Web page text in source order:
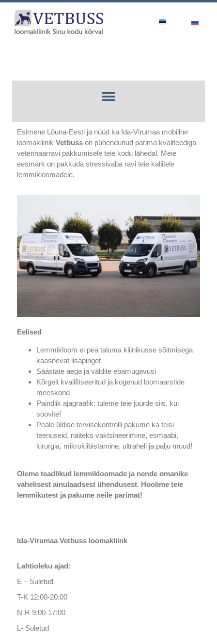
Esimene Lõuna-Eesti ja nüüd ka Ida-Virumaa mobiilne
loomakliinik Vetbuss on pühendunud parima kvaliteediga
veterinaarravi pakkumisele teie kodu lähedal. Meie
eesmärk on pakkuda stressivaba ravi teie kallitele
lemmikloomadele.
Eelised
Lemmikloom ei pea taluma kliinikusse sõitmisega
kaasnevat lisapinget
Säästate aega ja väldite ebamugavusi
Kõrgelt kvalifitseeritud ja kogenud loomaarstide
meeskond
Paindlik ajagraafik: tuleme teie juurde siis, kui
soovite!
Peale üldise tervisekontrolli pakume ka teisi
teenuseid, näiteks vaktsineerimine, esmaabi,
kirurgia, mikrokiibistamine, ultraheli ja palju muud!
Oleme teadlikud lemmikloomade ja nende omanike
vahelisest ainulaadsest ühendusest. Hoolime teie
lemmikutest ja pakume neile parimat!
Ida-Virumaa Vetbuss loomakliink
Lahtioleku ajad:
E – Suletud
T-K 12:00-20:00
N-R 9:00-17:00
L- Suletud